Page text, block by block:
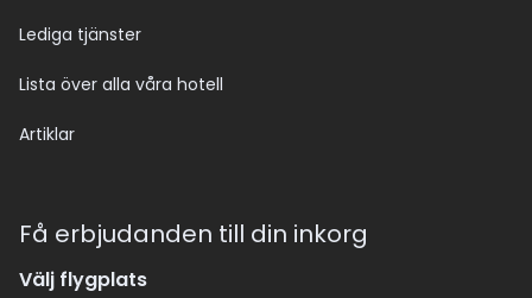
Lediga tjänster
Lista över alla våra hotell
Artiklar
Få erbjudanden till din inkorg
Välj flygplats